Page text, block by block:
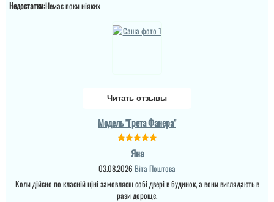
3-4 дні і двері вже були
так акуратно все
зробили, що в середині
читати всі відгуки
приємно здивована.
Недостатки:Немає поки ніяких
Читать отзывы
Модель "Грета Фанера"
Яна
03.08.2026 Віта Поштова
Коли дійсно по класній ціні замовляєш собі двері в будинок, а вони виглядають в
рази дороще.